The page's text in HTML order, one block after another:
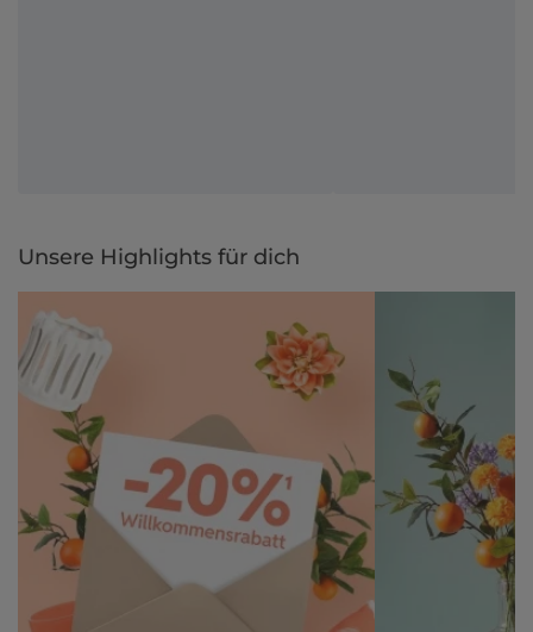
Unsere Highlights für dich